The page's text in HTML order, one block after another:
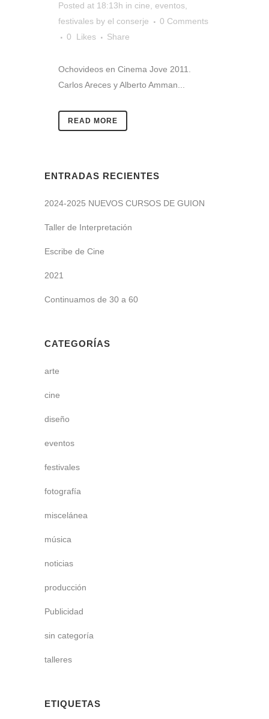
Posted at 18:13h in cine eventos
festivales by el conserje
0 Comments
0
Likes Share
Ochovideos en Cinema Jove 2011.
Carlos Areces y Alberto Amman...
READ MORE
ENTRADAS RECIENTES
2024-2025 NUEVOS CURSOS DE GUION
Taller de Interpretación
Escribe de Cine
2021
Continuamos de 30 a 60
CATEGORÍAS
arte
cine
diseño
eventos
festivales
fotografía
miscelánea
música
noticias
producción
Publicidad
sin categoría
talleres
ETIQUETAS